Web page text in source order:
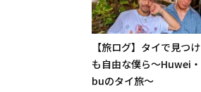
【旅ログ】タイで見つ
も自由な僕ら～Huwei
buのタイ旅～